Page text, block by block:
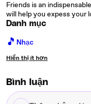
Friends is an
will help you expess your
Danh mục
🎵 Nhạc
Hiển thị ít hơn
Bình luận